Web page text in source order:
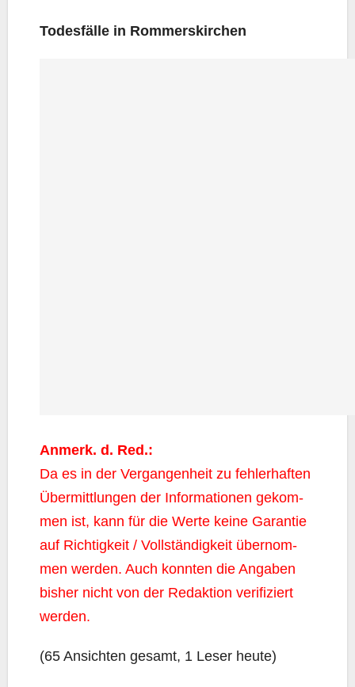
Todes­fäl­le in Rommerskirchen
Anmerk. d. Red.:
Da es in der Ver­gan­gen­heit zu feh­ler­haf­ten
Über­mitt­lun­gen der Infor­ma­tio­nen gekom­
men ist, kann für die Wer­te kei­ne Garan­tie
auf Rich­tig­keit / Voll­stän­dig­keit über­nom­
men wer­den. Auch konn­ten die Anga­ben
bis­her nicht von der Redak­ti­on veri­fi­ziert
werden.
(65 Ansich­ten gesamt, 1 Leser heute)